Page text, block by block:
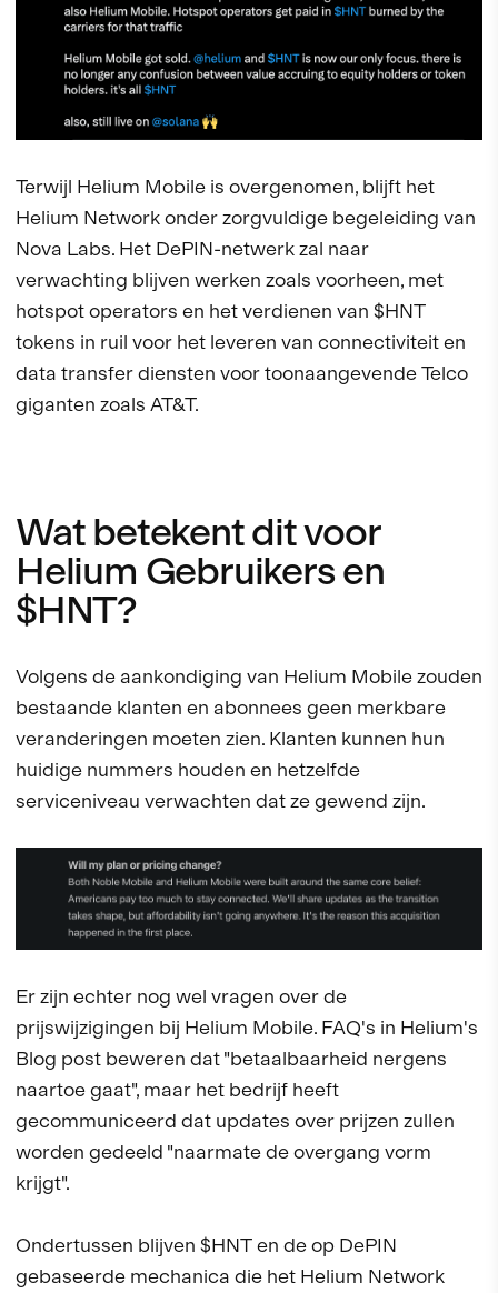
Terwijl Helium Mobile is overgenomen, blijft het
Helium Network onder zorgvuldige begeleiding van
Nova Labs. Het DePIN-netwerk zal naar
verwachting blijven werken zoals voorheen, met
hotspot operators en het verdienen van $HNT
tokens in ruil voor het leveren van connectiviteit en
data transfer diensten voor toonaangevende Telco
giganten zoals AT&T.
Wat betekent dit voor
Helium Gebruikers en
$HNT?
Volgens de aankondiging van Helium Mobile zouden
bestaande klanten en abonnees geen merkbare
veranderingen moeten zien. Klanten kunnen hun
huidige nummers houden en hetzelfde
serviceniveau verwachten dat ze gewend zijn.
Er zijn echter nog wel vragen over de
prijswijzigingen bij Helium Mobile. FAQ's in Helium's
Blog post beweren dat "betaalbaarheid nergens
naartoe gaat", maar het bedrijf heeft
gecommuniceerd dat updates over prijzen zullen
worden gedeeld "naarmate de overgang vorm
krijgt".
Ondertussen blijven $HNT en de op DePIN
gebaseerde mechanica die het Helium Network